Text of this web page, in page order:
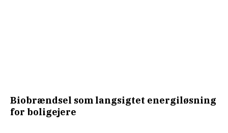
Biobrændsel som langsigtet energiløsning
for boligejere